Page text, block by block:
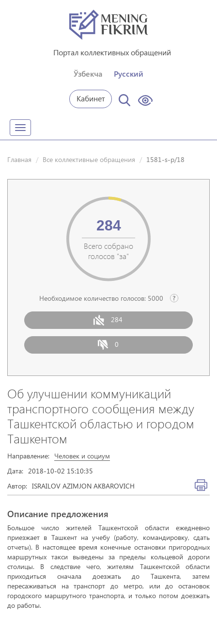
Портал коллективных обращений
Ўзбекча Русский
Кабинет
Toggle
navigation
Главная Все коллективные обращения 1581-s-p/18
Всего собрано
голосов "за"
284
Необходимое количество голосов: 5000
284
0
Об улучшении коммуникаций
транспортного сообщения между
Ташкентской областью и городом
Ташкентом
Направление: Человек и социум
Дата: 2018-10-02 15:10:35
Автор: ISRAILOV AZIMJON AKBAROVICH
Описание предложения
Большое число жителей Ташкентской области ежедневно
приезжает в Ташкент на учебу (работу, командировку, сдать
отчеты). В настоящее время конечные остановки пригородных
маршрутных такси выведены за пределы кольцевой дороги
столицы. В следствие чего, жителям Ташкентской области
приходиться сначала доезжать до Ташкента, затем
пересаживаться на транспорт до метро, или до остановок
городского маршрутного транспорта, и только потом доезжать
до работы.